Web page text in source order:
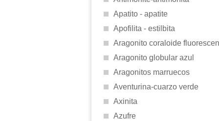
Apatito - apatite
Apofilita - estilbita
Aragonito coraloide
Aragonito globular azul
Aragonitos marruecos
Aventurina-cuarzo verde
Axinita
Azufre